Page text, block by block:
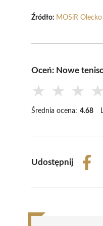
Źródło: MOSiR Olecko
Oceń: Nowe
★ ★ ★ ★
Średnia ocena: 4.68
Udostępnij
Share